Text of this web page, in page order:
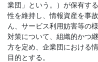
業団」という。）が保有す
性を維持し、情報資産を事
ん、サービス利用妨害等の
対策について、組織的かつ
方を定め、企業団における
目的とする。